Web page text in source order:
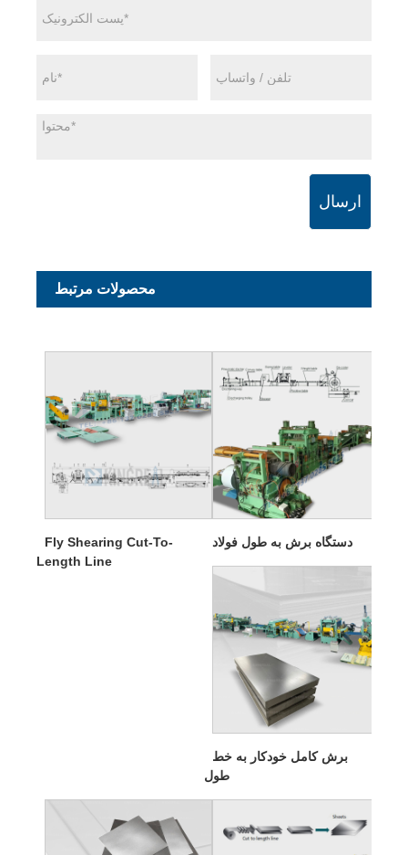
ارسال
محصولات مرتبط
Fly Shearing Cut-To-
Length Line
دستگاه برش به طول فولاد
برش کامل خودکار به خط
طول